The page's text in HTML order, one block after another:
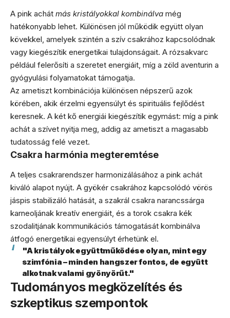
A pink achát más kristályokkal kombinálva még
hatékonyabb lehet. Különösen jól működik együtt olyan
kövekkel, amelyek szintén a szív csakrához kapcsolódnak
vagy kiegészítik energetikai tulajdonságait. A rózsakvarc
például felerősíti a szeretet energiáit, míg a zöld aventurin a
gyógyulási folyamatokat támogatja.
Az ametiszt kombinációja különösen népszerű azok
körében, akik érzelmi egyensúlyt és spirituális fejlődést
keresnek. A két kő energiái kiegészítik egymást: míg a pink
achát a szívet nyitja meg, addig az ametiszt a magasabb
tudatosság felé vezet.
Csakra harmónia megteremtése
A teljes csakrarendszer harmonizálásához a pink achát
kiváló alapot nyújt. A gyökér csakrához kapcsolódó vörös
jáspis stabilizáló hatását, a szakrál csakra narancssárga
karneoljának kreatív energiáit, és a torok csakra kék
szodalitjának kommunikációs támogatását kombinálva
átfogó energetikai egyensúlyt érhetünk el.
"A kristályok együttműködése olyan, mint egy
szimfónia – minden hangszer fontos, de együtt
alkotnak valami gyönyörűt."
Tudományos megközelítés és
szkeptikus szempontok